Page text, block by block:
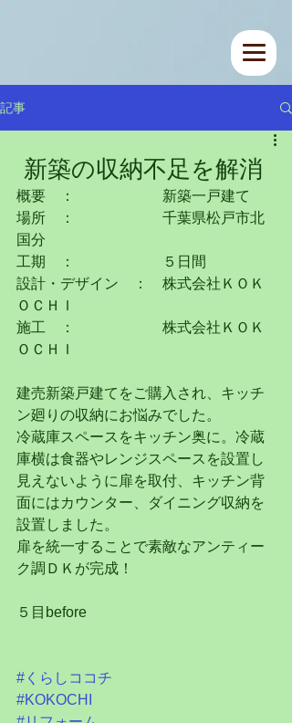
記事
新築の収納不足を解消
概要　：　　　　　　新築一戸建て
場所　：　　　　　　千葉県松戸市北
国分
工期　：　　　　　　５日間
設計・デザイン　：　株式会社ＫＯＫ
ＯＣＨＩ
施工　：　　　　　　株式会社ＫＯＫ
ＯＣＨＩ
建売新築戸建てをご購入され、キッチ
ン廻りの収納にお悩みでした。
冷蔵庫スペースをキッチン奥に。冷蔵
庫横は食器やレンジスペースを設置し
見えないように扉を取付、キッチン背
面にはカウンター、ダイニング収納を
設置しました。
扉を統一することで素敵なアンティー
ク調ＤＫが完成！
５目before
#くらしココチ
#KOKOCHI